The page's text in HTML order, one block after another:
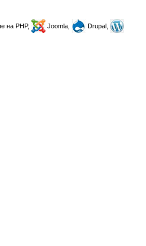
на PHP, Joomla,
Drupal,